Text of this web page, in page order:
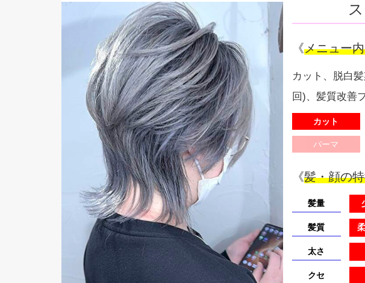
《メニュー
カット、脱白
回)、髪質改善
カット
パーマ
《髪・顔の
髪量
髪質
太さ
クセ